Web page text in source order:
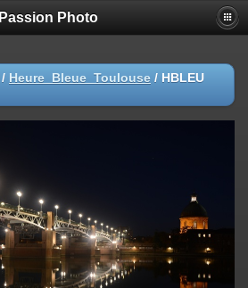
Passion Photo
/ Heure_Bleue_Toulouse / HBLEU